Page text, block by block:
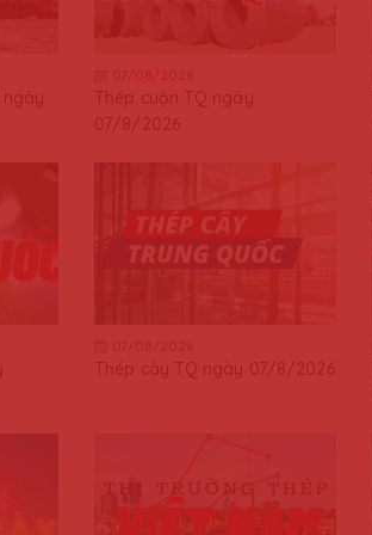
ngày
07/08/2026
Thép cuộn TQ ngày
07/8/2026
07/08/2026
Thép cây TQ ngày 07/8/2026